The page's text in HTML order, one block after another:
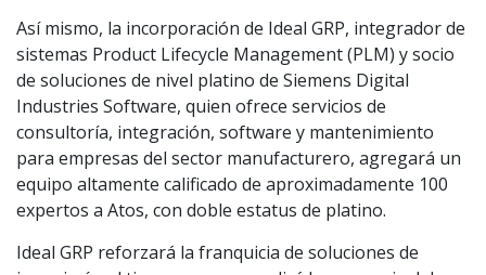
Así mismo, la incorporación de Ideal GRP, integrador de
sistemas Product Lifecycle Management (PLM) y socio
de soluciones de nivel platino de Siemens Digital
Industries Software, quien ofrece servicios de
consultoría, integración, software y mantenimiento
para empresas del sector manufacturero, agregará un
equipo altamente calificado de aproximadamente 100
expertos a Atos, con doble estatus de platino.
Ideal GRP reforzará la franquicia de soluciones de